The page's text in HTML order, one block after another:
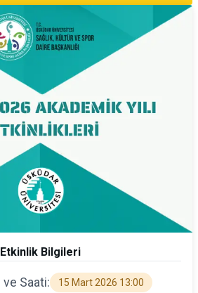
Etkinlik Bilgileri
ve Saati: 15 Mart 2026 13:00